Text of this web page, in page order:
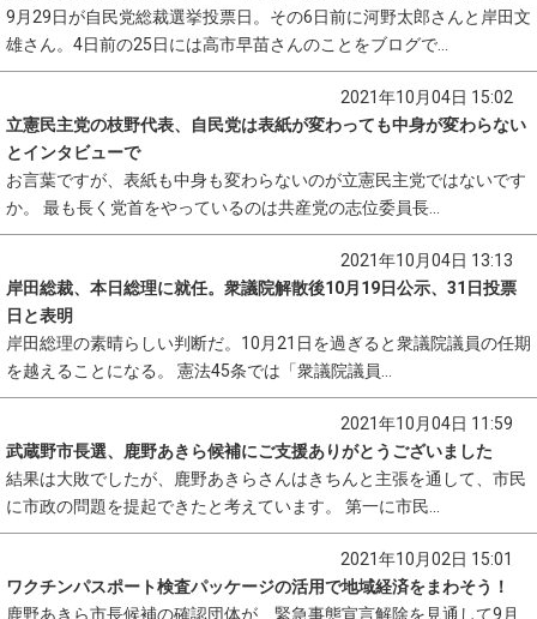
9月29日が自民党総裁選挙投票日。その6日前に河野太郎さんと岸田文
雄さん。4日前の25日には高市早苗さんのことをブログで...
2021年10月04日 15:02
立憲民主党の枝野代表、自民党は表紙が変わっても中身が変わらない
とインタビューで
お言葉ですが、表紙も中身も変わらないのが立憲民主党ではないです
か。 最も長く党首をやっているのは共産党の志位委員長...
2021年10月04日 13:13
岸田総裁、本日総理に就任。衆議院解散後10月19日公示、31日投票
日と表明
岸田総理の素晴らしい判断だ。10月21日を過ぎると衆議院議員の任期
を越えることになる。 憲法45条では「衆議院議員...
2021年10月04日 11:59
武蔵野市長選、鹿野あきら候補にご支援ありがとうございました
結果は大敗でしたが、鹿野あきらさんはきちんと主張を通して、市民
に市政の問題を提起できたと考えています。 第一に市民...
2021年10月02日 15:01
ワクチンパスポート検査パッケージの活用で地域経済をまわそう！
鹿野あきら市長候補の確認団体が、緊急事態宣言解除を見通して9月